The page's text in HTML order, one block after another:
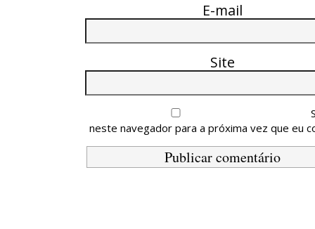
E-mail
Site
neste navegador para a próxima vez que eu